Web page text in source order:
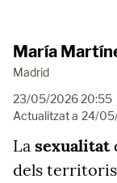
María
Madrid
23/05/2026 20:55
Actualitzat a 24/
La sexualitat
dels territoris